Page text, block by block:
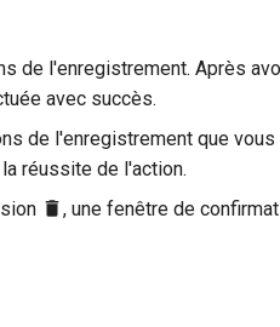
de l'enregistrement. Après
avec succès.
de l'enregistrement que
réussite de l'action.
, une fenêtre de